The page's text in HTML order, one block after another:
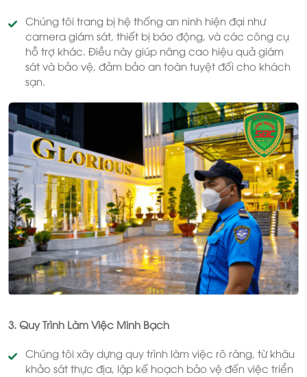
Chúng tôi trang bị hệ thống an ninh hiện đại như
camera giám sát, thiết bị báo động, và các công cụ
hỗ trợ khác. Điều này giúp nâng cao hiệu quả giám
sát và bảo vệ, đảm bảo an toàn tuyệt đối cho khách
sạn.
3. Quy Trình Làm Việc Minh Bạch
Chúng tôi xây dựng quy trình làm việc rõ ràng, từ khâu
khảo sát thực địa, lập kế hoạch bảo vệ đến việc triển